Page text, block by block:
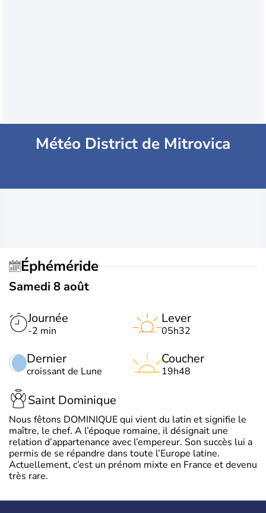
Météo District de Mitrovica
Éphéméride
Samedi 8 août
Journée
-2 min
Dernier
croissant de Lune
Lever
05h32
Coucher
19h48
Saint Dominique
Nous fêtons DOMINIQUE qui vient du latin et signifie le
maître, le chef. A l’époque romaine, il désignait une
relation d’appartenance avec l’empereur. Son succès lui a
permis de se répandre dans toute l’Europe latine.
Actuellement, c’est un prénom mixte en France et devenu
très rare.